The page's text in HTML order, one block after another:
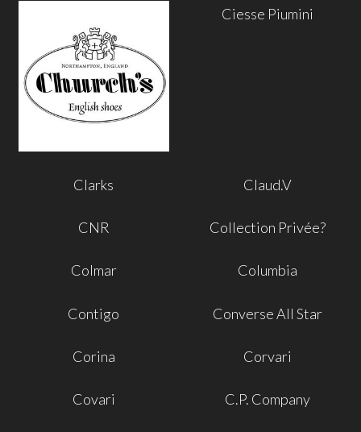
Ciesse Piumini
Clarks Claud.V
CNR Collection Privée?
Colmar Columbia
Contigo Converse All Star
Corina Corvari
Covari C.P. Company